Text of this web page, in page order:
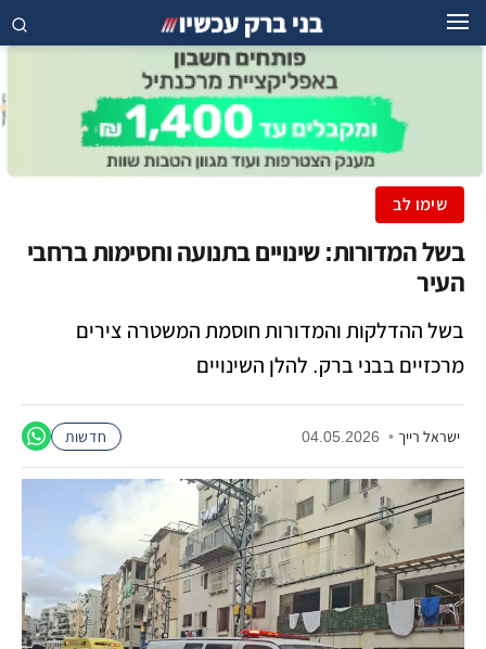
שימו לב
בשל המדורות: שינויים בתנועה וחסימות ברחבי
העיר
בשל ההדלקות והמדורות חוסמת המשטרה צירים
מרכזיים בבני ברק. להלן השינויים
ישראל רייך •
04.05.2026 חדשות